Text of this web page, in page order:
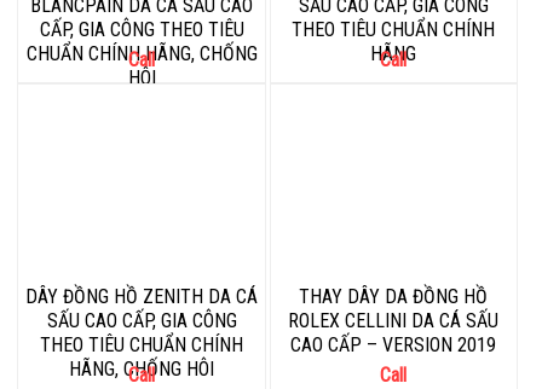
BLANCPAIN DA CÁ SẤU CAO
CẤP, GIA CÔNG THEO TIÊU
CHUẨN CHÍNH HÃNG, CHỐNG
HÔI
Call
SẤU CAO CẤP, GIA CÔNG
THEO TIÊU CHUẨN CHÍNH
HÃNG
Call
DÂY ĐỒNG HỒ ZENITH DA CÁ
SẤU CAO CẤP, GIA CÔNG
THEO TIÊU CHUẨN CHÍNH
HÃNG, CHỐNG HÔI
Call
THAY DÂY DA ĐỒNG HỒ
ROLEX CELLINI DA CÁ SẤU
CAO CẤP – VERSION 2019
Call